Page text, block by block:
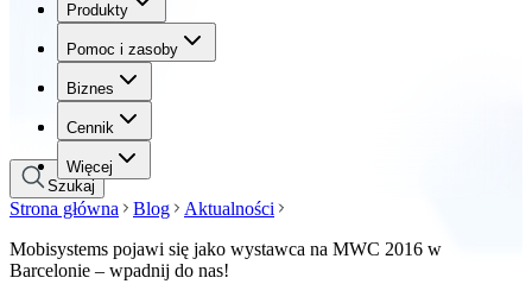
Produkty
Pomoc i zasoby
Biznes
Cennik
Więcej
Produkty
Pomoc i zasoby
Biznes
Cennik
Szukaj
Strona główna Blog
Aktualności
Mobisystems pojawi się jako wystawca na MWC 2016 w
Barcelonie – wpadnij do nas!